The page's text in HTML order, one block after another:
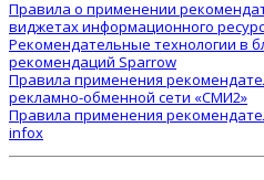
Правила о применении
виджетах информационного
Рекомендательные технологии в
рекомендаций Sparrow
Правила применения
рекламно-обменной сети «СМИ2»
Правила применения
infox